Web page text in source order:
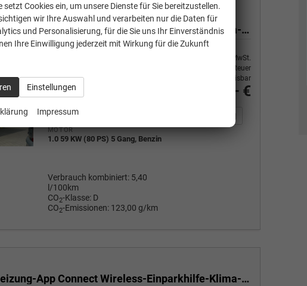
Yes 1.0 80 PS Sitzheizung-App Connect Wireless-Einparkhilfe-Klima-Sofort
FAHRZEUG-NR.
134404
Rauchgrau Metallic
MOTOR
1.0 59 KW (80 PS) 5 Gang, Benzin
Verbrauch kombiniert: 5,40
l/100km
CO2-Klasse: D
CO2-Emissionen: 123,00 g/km
19.890,– €
19% MwSt.
Mehrwertsteuer
ausweisbar
Wir rufen Sie anPDF-Fahrzeugexposé drucken
Yes 1.0 80 PS Sitzheizung-App Connect Wireless-Einparkhilfe-Klima-Sofort
setzt Cookies ein, um unsere Dienste für Sie bereitzustellen.
wir Ihre Auswahl und verarbeiten nur die Daten für
und Personalisierung, für die Sie uns Ihr Einverständnis
Ihre Einwilligung jederzeit mit Wirkung für die Zukunft
Einstellungen
Impressum